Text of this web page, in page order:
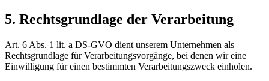
5. Rechtsgrundlage der Verarbeitung
Art. 6 Abs. 1 lit. a DS-GVO dient unserem Unternehmen als
Rechtsgrundlage für Verarbeitungsvorgänge, bei denen wir eine
Einwilligung für einen bestimmten Verarbeitungszweck einholen.